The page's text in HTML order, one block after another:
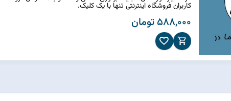
کاربران فروشگاه اینترنتی تنها با یک کلیک.
588,000 تومان